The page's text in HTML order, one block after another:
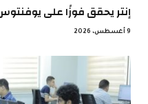
إنتر يحقق فوزًا على
9 أغسطس، 2026